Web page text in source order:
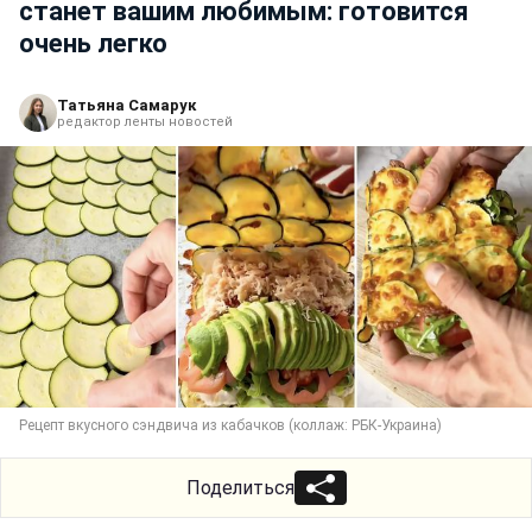
станет вашим любимым: готовится
очень легко
Татьяна Самарук
редактор ленты новостей
Рецепт вкусного сэндвича из кабачков (коллаж: РБК-Украина)
Поделиться